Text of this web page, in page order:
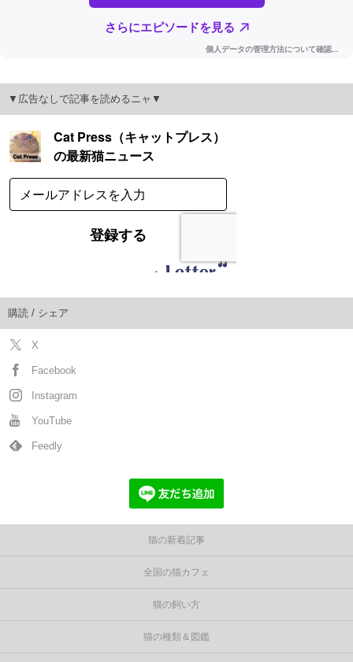
▼広告なしで記事を読めるニャ▼
購読 / シェア
X
Facebook
Instagram
YouTube
Feedly
猫の新着記事
全国の猫カフェ
猫の飼い方
猫の種類＆図鑑